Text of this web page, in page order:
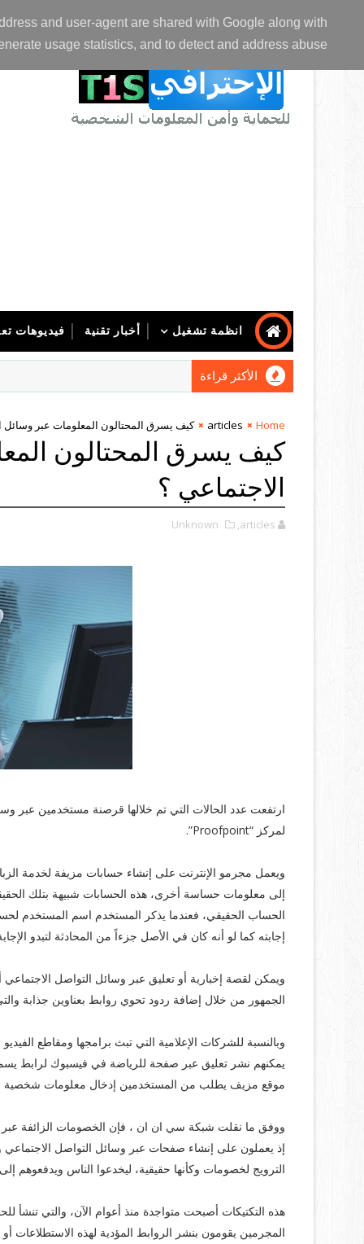
and user-agent are shared with Google along with
usage statistics, and to detect and address abuse.
الصفحة الرئيسية عن المدونة
انظمة تشغيل أخبار تقنية فيديوهات
الأكثر قراءة
Home
articles كيف يسرق المحتالون المعلومات عبر وسائل
كيف يسرق المحتالون
الاجتماعي ؟
Unknown ,articles
لمركز “Proofpoint”.
ويعمل مجرمو الإنترنت على إنشاء حسابات مزيفة لخدمة
إلى معلومات حساسة أخرى، هذه الحسابات شبيهة بتلك
الحساب الحقيقي، فعندما يذكر المستخدم اسم المستخدم
إجابته كما لو أنه كان في الأصل جزءاً من المحادثة لتبدو
ويمكن لقصة إخبارية أو تعليق عبر وسائل التواصل الاجتماعي
الجمهور من خلال إضافة ردود تحوي روابط بعناوين جذابة
وبالنسبة للشركات الإعلامية التي تبث برامجها ومقاطع
يمكنهم نشر تعليق عبر صفحة للرياضة في فيسبوك لرابط
موقع مزيف يطلب من المستخدمين إدخال معلومات شخصية من
ووفق ما نقلت شبكة سي ان ان ، فإن الخصومات الزائفة عبر
إذ يعملون على إنشاء صفحات عبر وسائل التواصل
الترويج لخصومات وكأنها حقيقية، ليخدعوا الناس ويدفعوهم
هذه التكتيكات أصبحت متواجدة منذ أعوام الآن، والتي تنشأ
المجرمين يقومون بنشر الروابط المؤدية لهذه